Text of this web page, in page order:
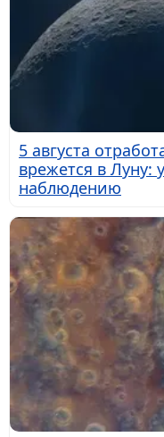
5 августа
врежется в Луну:
наблюдению